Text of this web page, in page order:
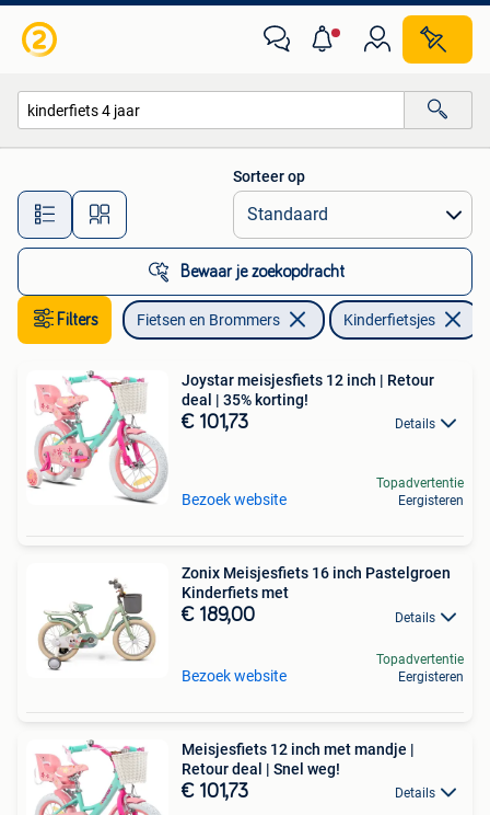
Alle afstanden…
Sorteer op
Bewaar je zoekopdracht
Filters Fietsen en Brommers Kinderfietsjes
Joystar meisjesfiets 12 inch | Retour
deal | 35% korting!
€ 101,73 Details
Bezoek website
Topadvertentie
Eergisteren
Zonix Meisjesfiets 16 inch Pastelgroen
Kinderfiets met
€ 189,00 Details
Bezoek website
Topadvertentie
Eergisteren
Meisjesfiets 12 inch met mandje |
Retour deal | Snel weg!
€ 101,73 Details